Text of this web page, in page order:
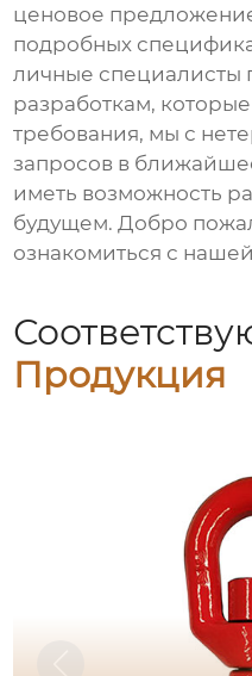
ценовое
подробных
личные специалисты
разработкам,
требования, мы с
запросов в
иметь возможность
будущем. Добро
ознакомиться с
Продукция